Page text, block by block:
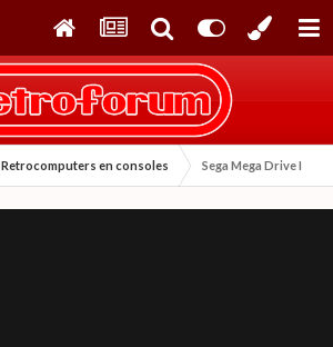
Retrocomputers en consoles Sega Mega Drive I